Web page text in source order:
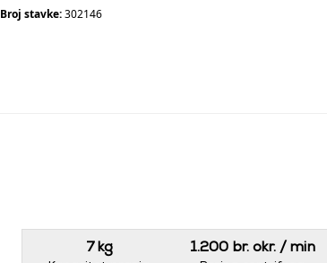
Broj stavke:302146
7 kg 1.200 br. okr. / min